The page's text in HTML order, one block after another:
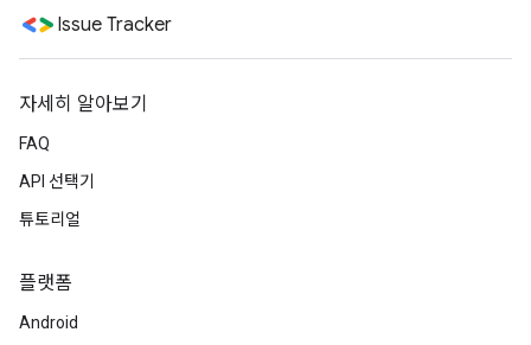
Issue Tracker
자세히 알아보기
FAQ
API 선택기
튜토리얼
플랫폼
Android